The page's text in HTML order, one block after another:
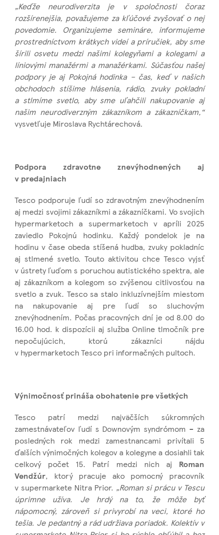
„Keďže neurodiverzita je v spoločnosti čoraz
rozšírenejšia, považujeme za kľúčové zvyšovať o nej
povedomie. Organizujeme semináre, informujeme
prostredníctvom krátkych videí a príručiek, aby sme
šírili osvetu medzi našimi kolegyňami a kolegami a
líniovými manažérmi a manažérkami. Súčasťou našej
podpory je aj Pokojná hodinka – čas, keď v našich
obchodoch stíšime hlásenia, rádio, zvuky pokladní
a stlmíme svetlo, aby sme uľahčili nakupovanie aj
našim neurodiverzným zákazníkom a zákazníčkam,“
vysvetľuje Miroslava Rychtárechová.
Podpora zdravotne znevýhodnených aj
v predajniach
Tesco podporuje ľudí so zdravotným znevýhodnením
aj medzi svojimi zákazníkmi a zákazníčkami. Vo svojich
hypermarketoch a supermarketoch v apríli 2025
zaviedlo Pokojnú hodinku. Každý pondelok je na
hodinu v čase obeda stíšená hudba, zvuky pokladníc
aj stlmené svetlo. Touto aktivitou chce Tesco vyjsť
v ústrety ľuďom s poruchou autistického spektra, ale
aj zákazníkom a kolegom so zvýšenou citlivosťou na
svetlo a zvuk. Tesco sa stalo inkluzívnejším miestom
na nakupovanie aj pre ľudí so sluchovým
znevýhodnením. Počas pracovných dní je od 8.00 do
16.00 hod. k dispozícii aj služba Online tlmočník pre
nepočujúcich, ktorú zákazníci nájdu
v hypermarketoch Tesco pri informačných pultoch.
Výnimočnosť prináša obohatenie pre všetkých
Tesco patrí medzi najväčších súkromných
zamestnávateľov ľudí s Downovým syndrómom – za
posledných rok medzi zamestnancami privítali 5
ďalších výnimočných kolegov a kolegyne a dosiahli tak
celkový počet 15. Patrí medzi nich aj Roman
Vendžúr, ktorý pracuje ako pomocný pracovník
v supermarkete Nitra Prior. „Roman si prácu v Tescu
úprimne užíva. Je hrdý na to, že môže byť
nápomocný, zároveň si privyrobí na veci, ktoré ho
tešia. Je pedantný a rád udržiava poriadok. Kolektív v